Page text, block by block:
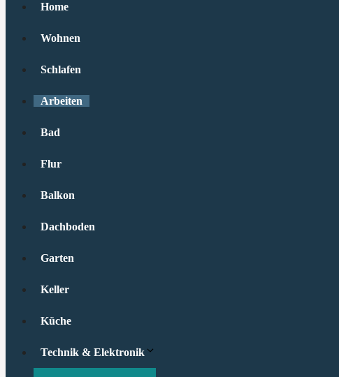
Home
Wohnen
Schlafen
Arbeiten
Bad
Flur
Balkon
Dachboden
Garten
Keller
Küche
Technik & Elektronik